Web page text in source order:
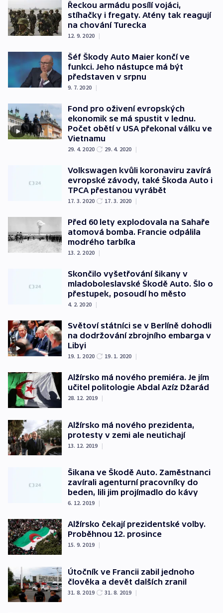
Řeckou armádu posílí vojáci,
stíhačky i fregaty. Atény tak reagují
na chování Turecka
12. 9. 2020 |
Šéf Škody Auto Maier končí ve
funkci. Jeho nástupce má být
představen v srpnu
9. 7. 2020 |
Fond pro oživení evropských
ekonomik se má spustit v lednu.
Počet obětí v USA překonal válku ve
Vietnamu
29. 4. 2020 29. 4. 2020 |
Volkswagen kvůli koronaviru zavírá
evropské závody, také Škoda Auto i
TPCA přestanou vyrábět
17. 3. 2020 17. 3. 2020 |
Před 60 lety explodovala na Sahaře
atomová bomba. Francie odpálila
modrého tarbíka
13. 2. 2020 |
Skončilo vyšetřování šikany v
mladoboleslavské Škodě Auto. Šlo o
přestupek, posoudí ho město
4. 2. 2020 |
Světoví státníci se v Berlíně dohodli
na dodržování zbrojního embarga v
Libyi
19. 1. 2020 19. 1. 2020 |
Alžírsko má nového premiéra. Je jím
učitel politologie Abdal Azíz Džarád
28. 12. 2019 |
Alžírsko má nového prezidenta,
protesty v zemi ale neutichají
13. 12. 2019 |
Šikana ve Škodě Auto. Zaměstnanci
zavírali agenturní pracovníky do
beden, lili jim projímadlo do kávy
6. 12. 2019 |
Alžírsko čekají prezidentské volby.
Proběhnou 12. prosince
15. 9. 2019 |
Útočník ve Francii zabil jednoho
člověka a devět dalších zranil
31. 8. 2019 31. 8. 2019 |